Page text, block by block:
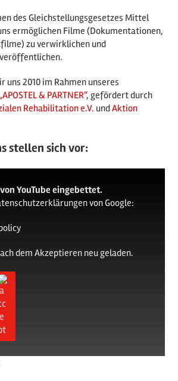
des Gleichstellungsgesetzes Mittel
ermöglichen Filme (Dokumentationen,
zu verwirklichen und
uns 2010 im Rahmen unseres
& PARTNER“, gefördert durch
Rehabilitation e.V. undAktion
stellen sich vor:
YouTube eingebettet.
von Google:
dem Akzeptieren neu geladen.